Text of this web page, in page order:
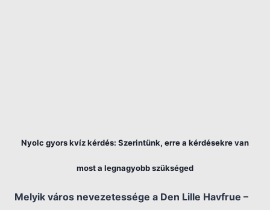
Nyolc gyors kvíz kérdés: Szerintünk, erre a kérdésekre van
most a legnagyobb szükséged
Melyik város nevezetessége a Den Lille Havfrue –